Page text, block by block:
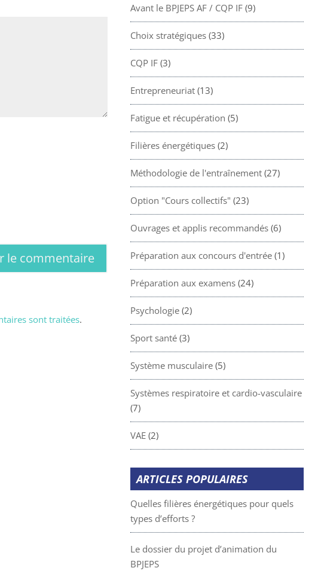
sont traitées.
Avant le BPJEPS AF / CQP IF(9)
Choix stratégiques(33)
CQP IF(3)
Entrepreneuriat(13)
Fatigue et récupération (5)
Filières énergétiques(2)
Méthodologie de l'entraînement(27)
Option "Cours collectifs" (23)
Ouvrages et applis recommandés(6)
Préparation aux concours d'entrée(1)
Préparation aux examens(24)
Psychologie(2)
Sport santé(3)
Système musculaire(5)
Systèmes respiratoire et cardio-vasculaire
(7)
VAE(2)
ARTICLES POPULAIRES
Quelles filières énergétiques pour quels
types d’efforts ?
Le dossier du projet d’animation du
BPJEPS